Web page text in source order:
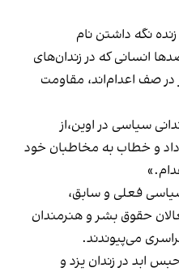
نگه داشتن نام
انسانی که در زندان‌های
صف اعدام‌اند، مقاومت
سیاسی در اوین،از
و خطاب به مخاطبان خود
سیاسی فعلی و سابق،
حقوق بشر و هنرمندان
می‌پیوندند.
ابد در زندان یزد و